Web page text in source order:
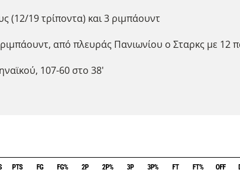
(12/19 τρίποντα) και 3 ριμπάουντ
από πλευράς Πανιωνίου ο Σταρκς με 12
107-60 στο 38'